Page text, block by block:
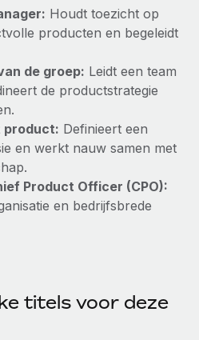
Houdt toezicht op
producten en begeleidt
de groep: Leidt een team
de productstrategie
product: Definieert een
en werkt nauw samen met
Product Officer (CPO):
en bedrijfsbrede
titels voor deze